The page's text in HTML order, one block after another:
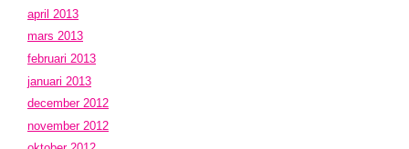
april 2013
mars 2013
februari 2013
januari 2013
december 2012
november 2012